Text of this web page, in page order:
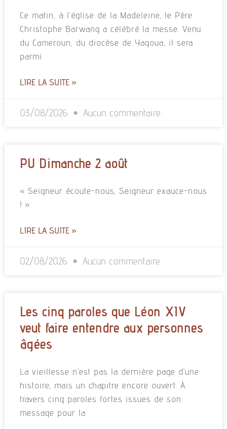
Ce matin, à l’église de la Madeleine, le Père
Christophe Barwang a célébré la messe. Venu
du Cameroun, du diocèse de Yagoua, il sera
parmi
LIRE LA SUITE »
03/08/2026 Aucun commentaire
PU Dimanche 2 août
« Seigneur écoute-nous, Seigneur exauce-nous
! »
LIRE LA SUITE »
02/08/2026 Aucun commentaire
Les cinq paroles que Léon XIV
veut faire entendre aux personnes
âgées
La vieillesse n’est pas la dernière page d’une
histoire, mais un chapitre encore ouvert. À
travers cinq paroles fortes issues de son
message pour la